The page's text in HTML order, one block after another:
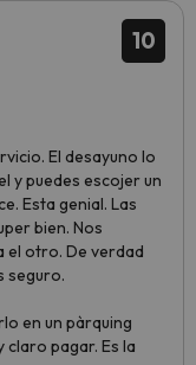
10
El desayuno lo
y puedes escojer un
Esta genial. Las
bien. Nos
el otro. De verdad
seguro.
en un pàrquing
claro pagar. Es la